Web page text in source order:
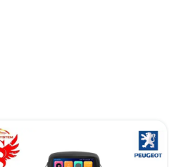
مانیتور فابریک اندروید مدل 7 اینچ پژو 207
۱۳,۵۱۰,۲۰۰ تومان